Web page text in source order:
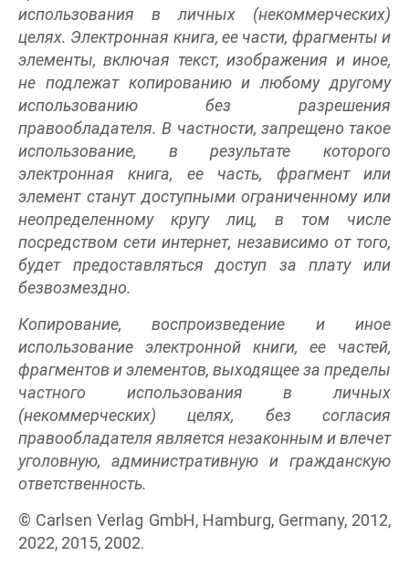
использования в личных (некоммерческих)
целях. Электронная книга, ее части, фрагменты и
элементы, включая текст, изображения и иное,
не подлежат копированию и любому другому
использованию без разрешения
правообладателя. В частности, запрещено такое
использование, в результате которого
электронная книга, ее часть, фрагмент или
элемент станут доступными ограниченному или
неопределенному кругу лиц, в том числе
посредством сети интернет, независимо от того,
будет предоставляться доступ за плату или
безвозмездно.
Копирование, воспроизведение и иное
использование электронной книги, ее частей,
фрагментов и элементов, выходящее за пределы
частного использования в личных
(некоммерческих) целях, без согласия
правообладателя является незаконным и влечет
уголовную, административную и гражданскую
ответственность.
© Carlsen Verlag GmbH, Hamburg, Germany, 2012,
2022, 2015, 2002.